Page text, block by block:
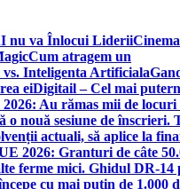
nu va Înlocui Liderii
Cum atragem un
Inteligenta Artificiala
eiDigitail – Cel mai
Au rămas mii de locuri
o nouă sesiune de înscrieri.
actuali, să aplice la
2026: Granturi de câte
ferme mici. Ghidul DR-14
cu mai puțin de 1.000